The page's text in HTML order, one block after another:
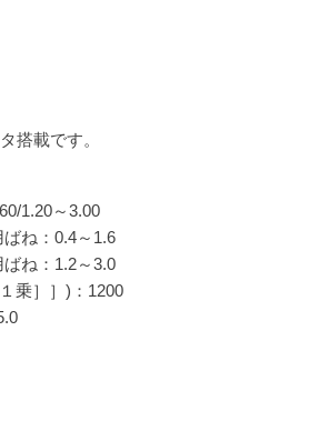
搭載です。
1.20～3.00
ね：0.4～1.6
ね：1.2～3.0
乗］］)：1200